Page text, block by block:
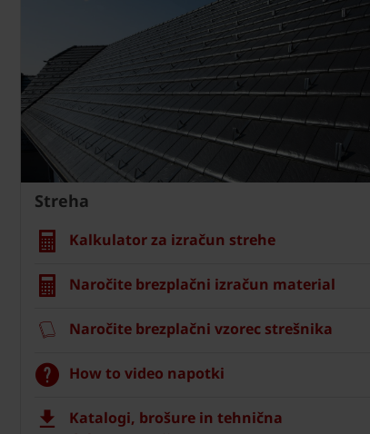
Streha
Kalkulator za izračun strehe
Naročite brezplačni izračun material
Naročite brezplačni vzorec strešnika
How to video napotki
Katalogi, brošure in tehnična